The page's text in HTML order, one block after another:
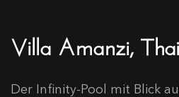
Villa Amanzi,
Der Infinity-Pool mit Blick